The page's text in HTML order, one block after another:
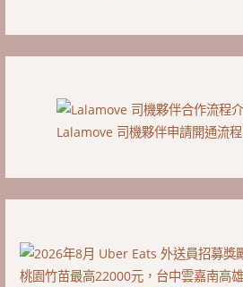
Lalamove 司機夥伴申請開通流程